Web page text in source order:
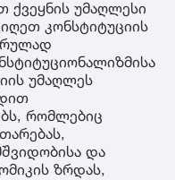
ქვეყნის უმაღლესი
კონსტიტუციის
უმაღლეს
რომლებიც
და
ზრდას,